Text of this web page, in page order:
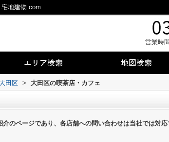
地建物.com
営業時
大田区 > 大田区の喫茶店・カフェ
のページであり、各店舗への問い合わせは当社では対応